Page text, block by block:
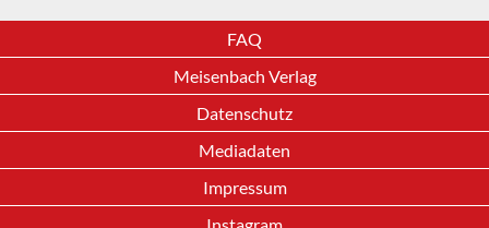
FAQ
Meisenbach Verlag
Datenschutz
Mediadaten
Impressum